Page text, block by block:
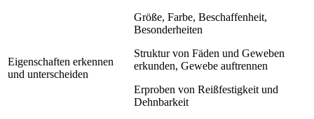
Eigenschaften erkennen
und unterscheiden
Größe, Farbe, Beschaffenheit,
Besonderheiten
Struktur von Fäden und Geweben
erkunden, Gewebe auftrennen
Erproben von Reißfestigkeit und
Dehnbarkeit